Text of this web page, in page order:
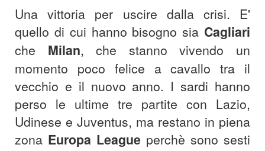
Una vittoria per uscire dalla crisi. E'
quello di cui hanno bisogno sia Cagliari
che Milan, che stanno vivendo un
momento poco felice a cavallo tra il
vecchio e il nuovo anno. I sardi hanno
perso le ultime tre partite con Lazio,
Udinese e Juventus, ma restano in piena
zona Europa League perchè sono sesti